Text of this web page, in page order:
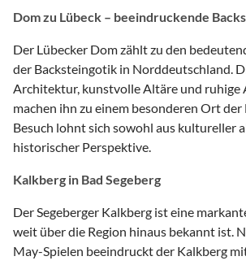
Dom zu Lübeck – beeindruckende
Der Lübecker Dom zählt zu den
der Backsteingotik in Norddeutschland.
Architektur, kunstvolle Altäre und ruhige
machen ihn zu einem besonderen Ort der
Besuch lohnt sich sowohl aus kultureller
historischer Perspektive.
Kalkberg in Bad Segeberg
Der Segeberger Kalkberg ist eine
weit über die Region hinaus bekannt ist.
May-Spielen beeindruckt der Kalkberg